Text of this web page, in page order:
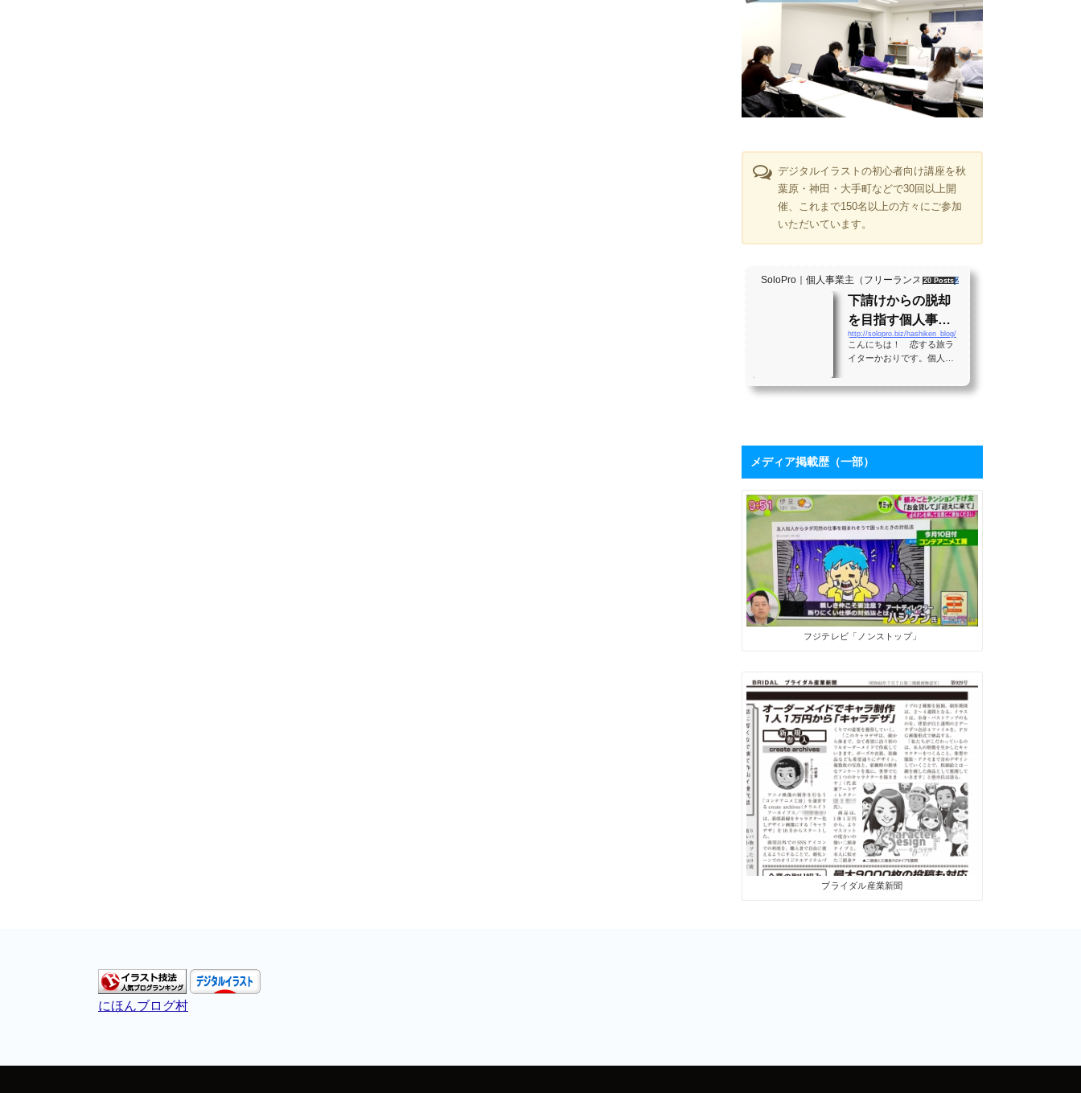
デジタルイラストの初心者向け講座を秋
葉原・神田・大手町などで30回以上開
催、これまで150名以上の方々にご参加
いただいています。
SoloPro｜個人事業主（フリーランス）・起業家、"ソロ" で働く人のライ
20 Posts 261 Shares
下請けからの脱却
を目指す個人事業
主のバイブル！？
月間28万PVの実績
んに学ぶ「ブログ
http://solopro.biz/hashiken_blog/
こんにちは！ 恋する旅ラ
イターかおりです。個人事
たちにとって、「下請け仕
るために2017年7月から「フ
リーライターの働き方」を
メインテーマにした個人ブ
ログを開設しました。ソロ
で生きる人たちにとって、
ブログは最高の武器になり
ます。数字が伸びてくれ
ば、商品やサービスを売る
ためのプロモーションツー
ルになるうえに、広告収入
やアフィリエイト報酬も見
込めます。 そこで、月間28
万PVを誇るブロ...
メディア掲載歴（一部）
フジテレビ「ノンストップ」
ブライダル産業新聞
にほんブログ村